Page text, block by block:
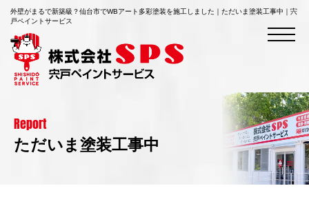
外壁がまるで新築級？仙台市でWBアート多彩塗装を施工しました｜ただいま塗装工事中｜宍
戸ペイントサービス
Report
ただいま塗装工事中